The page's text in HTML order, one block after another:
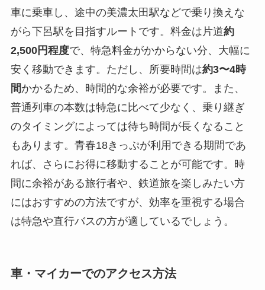
車に乗車し、途中の美濃太田駅などで乗り換えな
がら下呂駅を目指すルートです。料金は片道約
2,500円程度で、特急料金がかからない分、大幅に
安く移動できます。ただし、所要時間は約3〜4時
間かかるため、時間的な余裕が必要です。また、
普通列車の本数は特急に比べて少なく、乗り継ぎ
のタイミングによっては待ち時間が長くなること
もあります。青春18きっぷが利用できる期間であ
れば、さらにお得に移動することが可能です。時
間に余裕がある旅行者や、鉄道旅を楽しみたい方
にはおすすめの方法ですが、効率を重視する場合
は特急や直行バスの方が適しているでしょう。
車・マイカーでのアクセス方法